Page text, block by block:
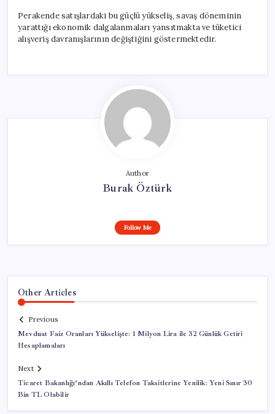
Perakende satışlardaki bu güçlü yükseliş, savaş döneminin
yarattığı ekonomik dalgalanmaları yansıtmakta ve tüketici
alışveriş davranışlarının değiştiğini göstermektedir.
Author
Burak Öztürk
Follow Me
Other Articles
Previous
Mevduat Faiz Oranları Yükselişte: 1 Milyon Lira ile 32 Günlük Getiri
Hesaplamaları
Next
Ticaret Bakanlığı’ndan Akıllı Telefon Taksitlerine Yenilik: Yeni Sınır 30
Bin TL Olabilir